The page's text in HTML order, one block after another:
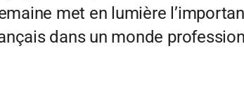
met en lumière
dans un monde